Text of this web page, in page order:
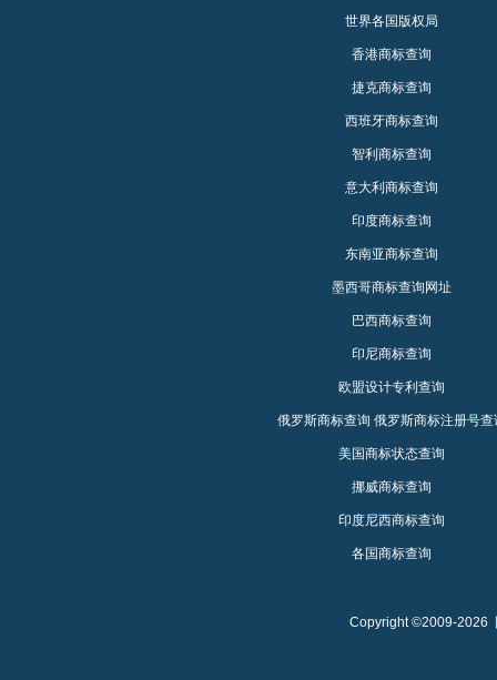
世界各国版权局
香港商标查询
捷克商标查询
西班牙商标查询
智利商标查询
意大利商标查询
印度商标查询
东南亚商标查询
墨西哥商标查询网址
巴西商标查询
印尼商标查询
欧盟设计专利查询
俄罗斯商标查询 俄罗斯商标注册号查
美国商标状态查询
挪威商标查询
印度尼西商标查询
各国商标查询
Copyright ©2009-2026